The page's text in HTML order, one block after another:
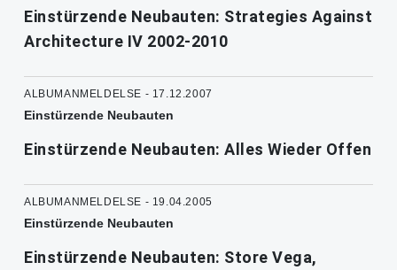
Einstürzende Neubauten: Strategies Against
Architecture IV 2002-2010
ALBUMANMELDELSE - 17.12.2007
Einstürzende Neubauten
Einstürzende Neubauten: Alles Wieder Offen
ALBUMANMELDELSE - 19.04.2005
Einstürzende Neubauten
Einstürzende Neubauten: Store Vega,